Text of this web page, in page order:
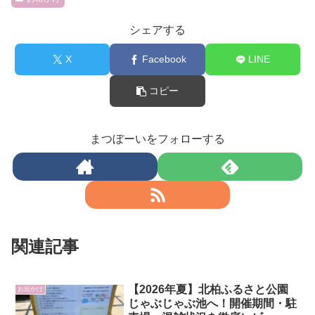
シェアする
X Facebook LINE
コピー
まつぼーいをフォローする
関連記事
お出かけ
【2026年夏】北柏ふるさと公園
じゃぶじゃぶ池へ！開催期間・駐